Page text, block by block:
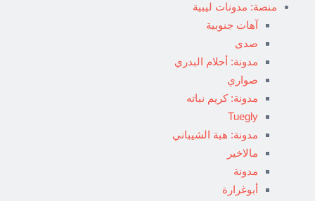
منصة: مدونات ليبية
آهات جنوبية
صدى
مدونة: أحلام البدري
صواري
مدونة: كريم نباته
Tuegly
مدونة: هبة الشيباني
مالاخير
مدونة
أبوغرارة